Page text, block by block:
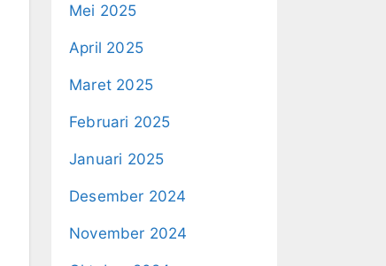
Mei 2025
April 2025
Maret 2025
Februari 2025
Januari 2025
Desember 2024
November 2024